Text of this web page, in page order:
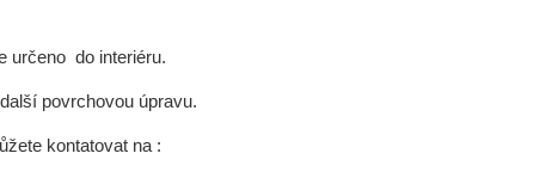
určeno do interiéru.
povrchovou úpravu.
kontatovat na :